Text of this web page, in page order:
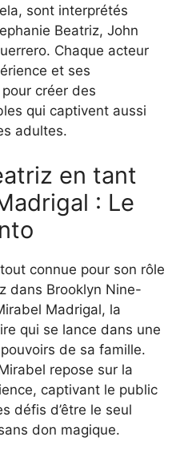
sont interprétés
Beatriz, John
Chaque acteur
et ses
créer des
qui captivent aussi
adultes.
en tant
: Le
connue pour son rôle
dans Brooklyn Nine-
Madrigal, la
qui se lance dans une
de sa famille.
repose sur la
captivant le public
défis d’être le seul
don magique.